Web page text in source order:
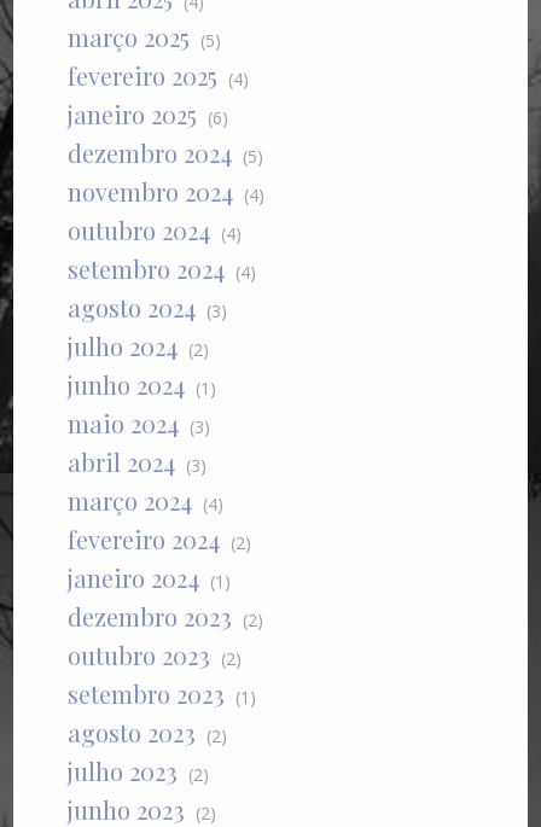
março 2025 (5)
fevereiro 2025 (4)
janeiro 2025 (6)
dezembro 2024 (5)
novembro 2024 (4)
outubro 2024 (4)
setembro 2024 (4)
agosto 2024 (3)
julho 2024 (2)
junho 2024 (1)
maio 2024 (3)
abril 2024 (3)
março 2024 (4)
fevereiro 2024 (2)
janeiro 2024 (1)
dezembro 2023 (2)
outubro 2023 (2)
setembro 2023 (1)
agosto 2023 (2)
julho 2023 (2)
junho 2023 (2)